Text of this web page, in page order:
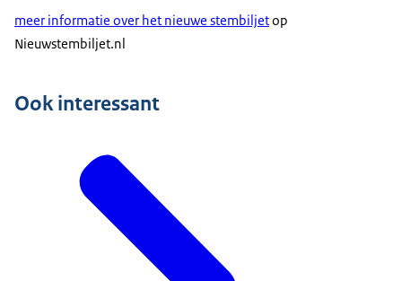
meer informatie over het nieuwe stembiljetop
Nieuwstembiljet.nl
Ook interessant